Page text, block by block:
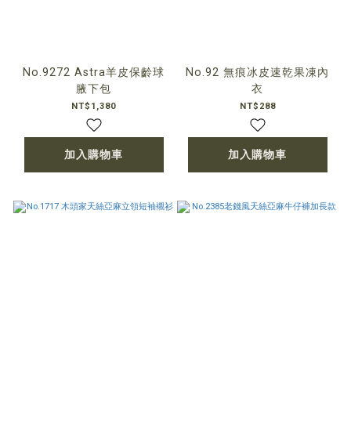
No.9272 Astra羊皮保齡球
腋下包
NT$1,380
加入購物車
No.92 無痕冰皮速乾果凍內
衣
NT$288
加入購物車